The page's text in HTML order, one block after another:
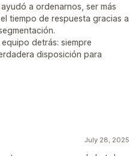
a ordenarnos, ser más
tiempo de respuesta gracias a
detrás: siempre
disposición para
July 28, 2025